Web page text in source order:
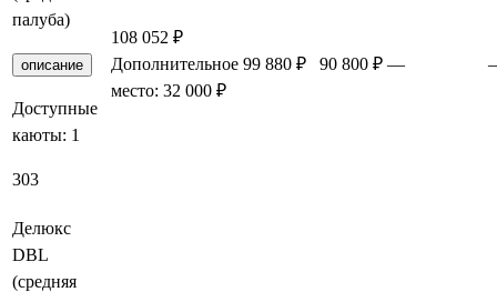
палуба)
описание
Доступные
каюты: 1
303
108 052 ₽
Дополнительное
место: 32 000 ₽
99 880 ₽ 90 800 ₽ —
Делюкс
DBL
(средняя